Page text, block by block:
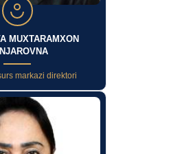
MUXTARAMXON
markazi direktori